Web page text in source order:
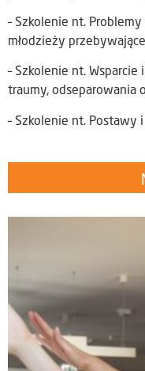
– Szkolenie nt.
młodzieży
– Szkolenie nt.
traumy, odseparowania
– Szkolenie nt.